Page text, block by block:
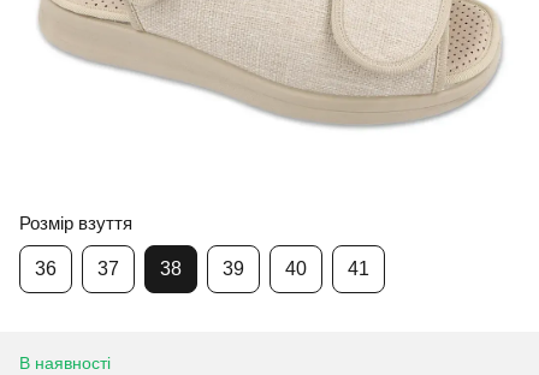
Розмір взуття
36 37 38 39 40 41
В наявності